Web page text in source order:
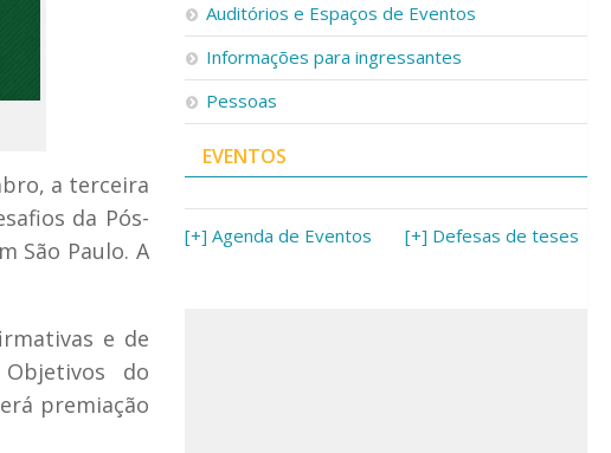
a terceira
da Pós-
São Paulo. A
e de
do
premiação
Auditórios e Espaços de Eventos
Informações para ingressantes
Pessoas
EVENTOS
[+] Agenda de Eventos [+] Defesas de teses